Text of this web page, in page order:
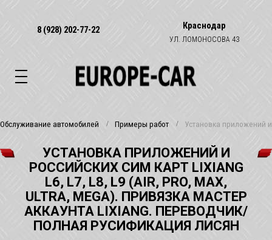
8 (928) 202-77-22 Краснодар
УЛ. ЛОМОНОСОВА 43
Обслуживание автомобилей Примеры работ Установка приложений
УСТАНОВКА ПРИЛОЖЕНИЙ И
РОССИЙСКИХ СИМ КАРТ LIXIANG
L6, L7, L8, L9 (AIR, PRO, MAX,
ULTRA, MEGA). ПРИВЯЗКА МАСТЕР
АККАУНТА LIXIANG. ПЕРЕВОДЧИК/
ПОЛНАЯ РУСИФИКАЦИЯ ЛИСЯН